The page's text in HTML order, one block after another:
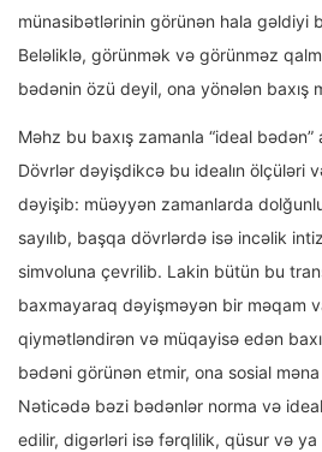
münasibətlərinin görünən hala gəldiyi
Beləliklə, görünmək və görünməz
bədənin özü deyil, ona yönələn baxış
Məhz bu baxış zamanla “ideal bədən”
Dövrlər dəyişdikcə bu idealın ölçüləri
dəyişib: müəyyən zamanlarda
sayılıb, başqa dövrlərdə isə incəlik
simvoluna çevrilib. Lakin bütün bu
baxmayaraq dəyişməyən bir məqam
qiymətləndirən və müqayisə edən
bədəni görünən etmir, ona sosial
Nəticədə bəzi bədənlər norma və
edilir, digərləri isə fərqlilik, qüsur və ya